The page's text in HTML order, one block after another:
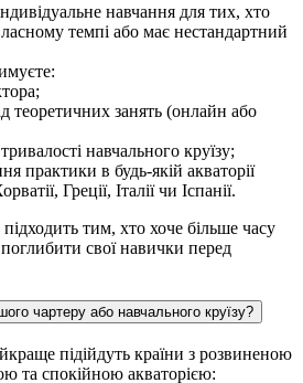
навчання для тих, хто
темпі або має нестандартний
теоретичних занять (онлайн або
навчального круїзу;
практики в будь-якій акваторії
Греції, Італії чи Іспанії.
тим, хто хоче більше часу
свої навички перед
чартеру або навчального круїзу?
підійдуть країни з розвиненою
та спокійною акваторією: